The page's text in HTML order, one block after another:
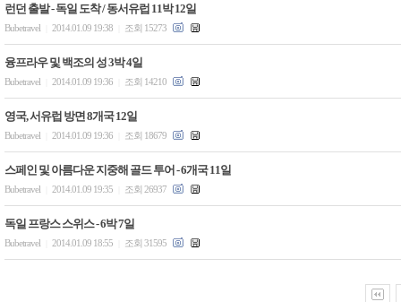
런던 출발 - 독일 도착 / 동서유럽 11박 12일
Bubetravel 2014.01.09 19:38 조회 15273
융프라우 및 백조의 성 3박 4일
Bubetravel 2014.01.09 19:36 조회 14210
영국, 서유럽 방면 8개국 12일
Bubetravel 2014.01.09 19:36 조회 18679
스페인 및 아름다운 지중해 골드 투어 - 6개국 11일
Bubetravel 2014.01.09 19:35 조회 26937
독일 프랑스 스위스 - 6박 7일
Bubetravel 2014.01.09 18:55 조회 31595